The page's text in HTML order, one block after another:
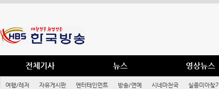
전체기사 뉴스 영상뉴스
여행/레저 자유게시판 엔터테인먼트 방송/연예 시네마천국 실종미아찾